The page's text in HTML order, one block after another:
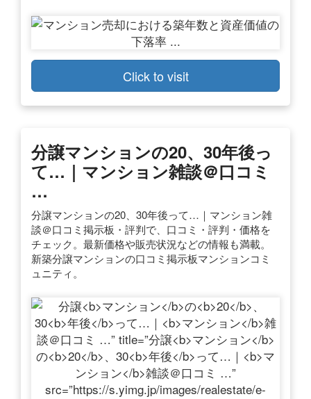
Click to visit
分譲マンションの20、30年後っ
て…｜ マンション雑談＠口コミ
…
分譲マンションの20、30年後って…｜マンション雑
談＠口コミ掲示板・評判で、口コミ・評判・価格を
チェック。最新価格や販売状況などの情報も満載。
新築分譲マンションの口コミ掲示板マンションコミ
ュニティ。